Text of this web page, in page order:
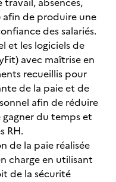
afin de produire une
des salariés.
et les logiciels de
avec maîtrise en
recueillis pour
de la paie et de
afin de réduire
gagner du temps et
RH.
de la paie réalisée
charge en utilisant
de la sécurité